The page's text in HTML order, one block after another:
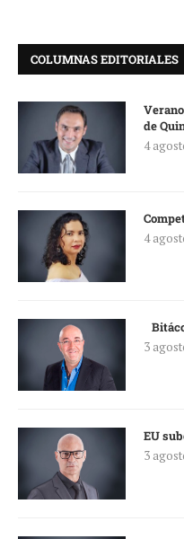
COLUMNAS EDITORIALES
de
4
4
3
EU
3